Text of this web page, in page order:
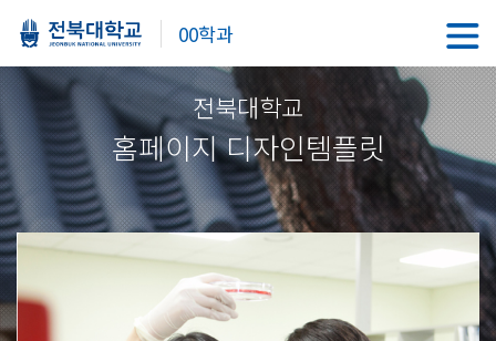
00학과
전북대학교
홈페이지 디자인템플릿